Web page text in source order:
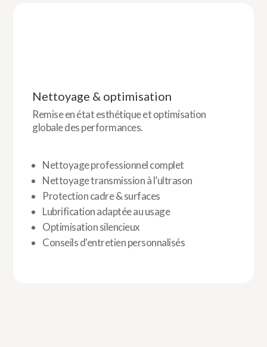
Nettoyage & optimisation
Remise en état esthétique et optimisation
globale des performances.
Nettoyage professionnel complet
Nettoyage transmission à l’ultrason
Protection cadre & surfaces
Lubrification adaptée au usage
Optimisation silencieux
Conseils d'entretien personnalisés